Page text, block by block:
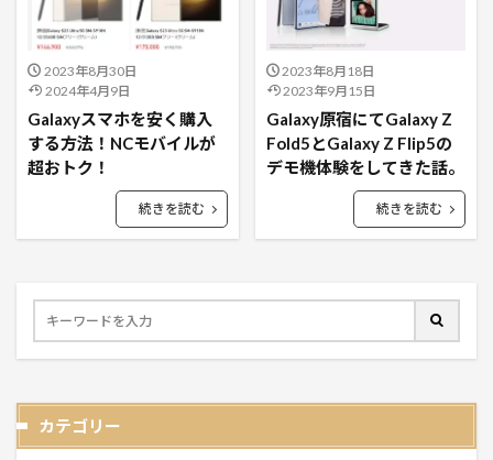
2023年8月30日
2024年4月9日
Galaxyスマホを安く購入
する方法！NCモバイルが
超おトク！
続きを読む
2023年8月18日
2023年9月15日
Galaxy原宿にてGalaxy Z
Fold5とGalaxy Z Flip5の
デモ機体験をしてきた話。
続きを読む
カテゴリー